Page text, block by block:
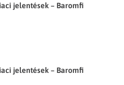
jelentések – Baromfi
jelentések – Baromfi